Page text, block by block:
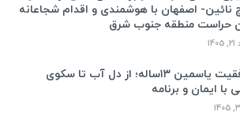
نائین- اصفهان با هوشمندی و اقدام شجاعانه
حراست منطقه جنوب شرق
راز موفقیت یاسمین ۱۳ساله؛ از دل آب تا سکوی
با ایمان و برنامه